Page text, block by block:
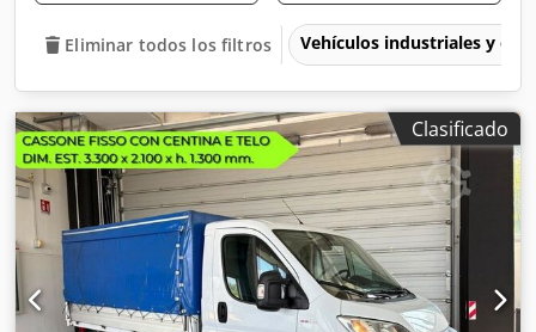
Eliminar todos los filtros Vehículos industriales y
Clasificado